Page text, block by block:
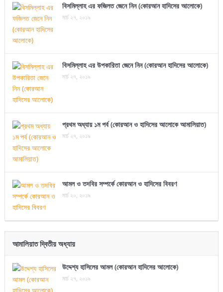
বিসমিল্লাহ এর ফজিলত জেনে নিন (কোরআন হাদিসের আলোকে)
মার্চ ২৭, ২০১৯
বিসমিল্লাহ এর উপকারিতা জেনে নিন (কোরআন হাদিসের আলোকে)
মার্চ ২৭, ২০১৯
প্রথম অধ্যায় ১ম পর্ব (কোরআন ও হাদিসের আলোকে আমালিয়াত)
মার্চ ২৭, ২০১৯
আমল ও তদবির সম্পর্কে কোরআন ও হাদিসের বিবরণ
মার্চ ২০, ২০১৯
আমালিয়াত দ্বিতীয় অধ্যায়
উদ্দেশ্য হাসিলের আমল (কোরআন হাদিসের আলোকে)
মার্চ ২৭, ২০১৯